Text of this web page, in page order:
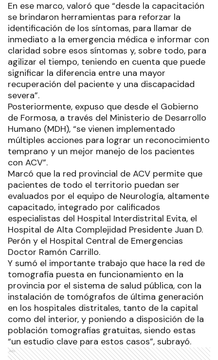
En ese marco, valoró que “desde la capacitación
se brindaron herramientas para reforzar la
identificación de los síntomas, para llamar de
inmediato a la emergencia médica e informar con
claridad sobre esos síntomas y, sobre todo, para
agilizar el tiempo, teniendo en cuenta que puede
significar la diferencia entre una mayor
recuperación del paciente y una discapacidad
severa”.
Posteriormente, expuso que desde el Gobierno
de Formosa, a través del Ministerio de Desarrollo
Humano (MDH), “se vienen implementado
múltiples acciones para lograr un reconocimiento
temprano y un mejor manejo de los pacientes
con ACV”.
Marcó que la red provincial de ACV permite que
pacientes de todo el territorio puedan ser
evaluados por el equipo de Neurología, altamente
capacitado, integrado por calificados
especialistas del Hospital Interdistrital Evita, el
Hospital de Alta Complejidad Presidente Juan D.
Perón y el Hospital Central de Emergencias
Doctor Ramón Carrillo.
Y sumó el importante trabajo que hace la red de
tomografía puesta en funcionamiento en la
provincia por el sistema de salud pública, con la
instalación de tomógrafos de última generación
en los hospitales distritales, tanto de la capital
como del interior, y poniendo a disposición de la
población tomografías gratuitas, siendo estas
“un estudio clave para estos casos”, subrayó.
Ads